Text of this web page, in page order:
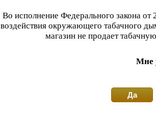
Во исполнение Федерального закона
воздействия окружающего табачного
магазин не продает
Мне
Да